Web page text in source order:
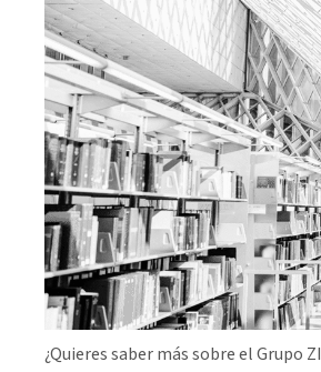
¿Quieres saber más sobre el Grupo